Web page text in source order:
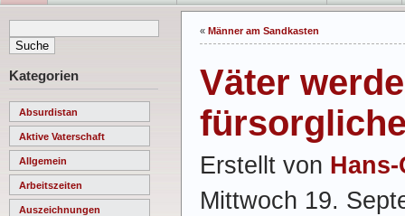
Kategorien
Absurdistan
Aktive Vaterschaft
Allgemein
Arbeitszeiten
Auszeichnungen
« Männer am Sandkasten
Väter
Erstellt von
Mittwoch 19.